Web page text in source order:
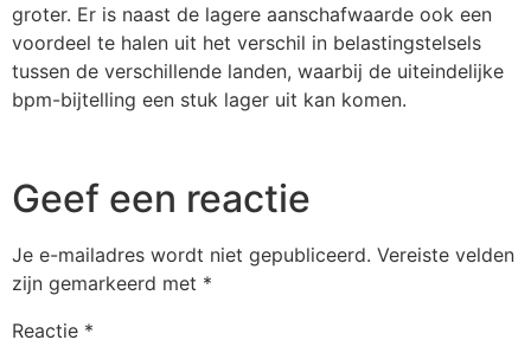
groter. Er is naast de lagere aanschafwaarde ook een
voordeel te halen uit het verschil in belastingstelsels
tussen de verschillende landen, waarbij de uiteindelijke
bpm-bijtelling een stuk lager uit kan komen.
Geef een reactie
Je e-mailadres wordt niet gepubliceerd. Vereiste velden
zijn gemarkeerd met *
Reactie *